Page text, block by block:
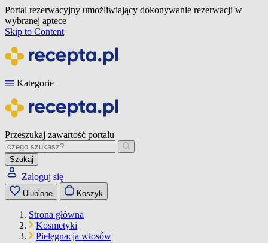
Portal rezerwacyjny umożliwiający dokonywanie rezerwacji w
wybranej aptece
Skip to Content
Kategorie
Przeszukaj zawartość portalu
Szukaj
Zaloguj się
Ulubione Koszyk
Strona główna
Kosmetyki
Pielęgnacja włosów